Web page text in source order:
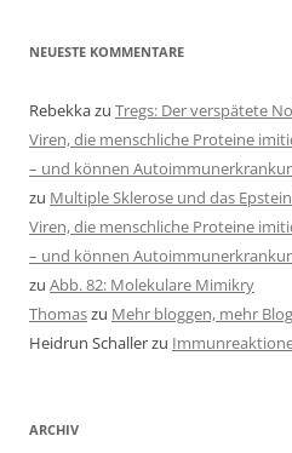
NEUESTE KOMMENTARE
Rebekkazu Tregs: Der verspätete
Viren, die menschliche Proteine
– und können
zu Multiple Sklerose und das
Viren, die menschliche Proteine
– und können
zu Abb. 82: Molekulare Mimikry
Thomaszu Mehr bloggen, mehr
Heidrun Schallerzu
ARCHIV